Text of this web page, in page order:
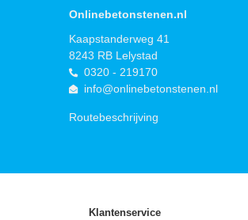
Onlinebetonstenen.nl
Kaapstanderweg 41
8243 RB Lelystad
0320 - 219170
info@onlinebetonstenen.nl
Routebeschrijving
Klantenservice